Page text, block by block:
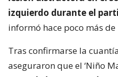
izquierdo durante el
informó hace poco más
Tras confirmarse la
aseguraron que el ‘Niño